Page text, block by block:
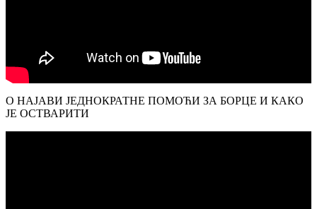
О НАЈАВИ ЈЕДНОКРАТНЕ ПОМОЋИ ЗА БОРЦЕ И КАКО
ЈЕ ОСТВАРИТИ